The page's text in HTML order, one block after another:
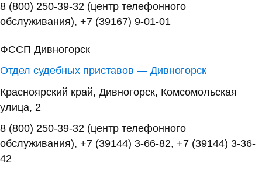
8 (800) 250-39-32 (центр телефонного
обслуживания), +7 (39167) 9-01-01
ФССП Дивногорск
Отдел судебных приставов — Дивногорск
Красноярский край, Дивногорск, Комсомольская
улица, 2
8 (800) 250-39-32 (центр телефонного
обслуживания), +7 (39144) 3-66-82, +7 (39144) 3-36-
42